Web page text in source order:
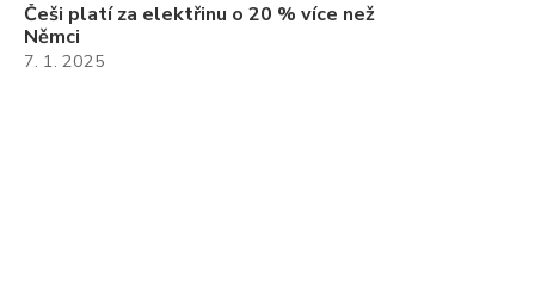
Češi platí za elektřinu o 20 % více než
Němci
7. 1. 2025